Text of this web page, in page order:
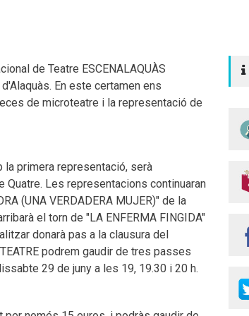
de Teatre ESCENALAQUÀS
En este certamen ens
de microteatre i la representació de
la primera representació, serà
Quatre. Les representacions continuaran
(UNA VERDADERA MUJER)" de la
el torn de "LA ENFERMA FINGIDA"
donarà pas a la clausura del
podrem gaudir de tres passes
29 de juny a les 19, 19.30 i 20 h.